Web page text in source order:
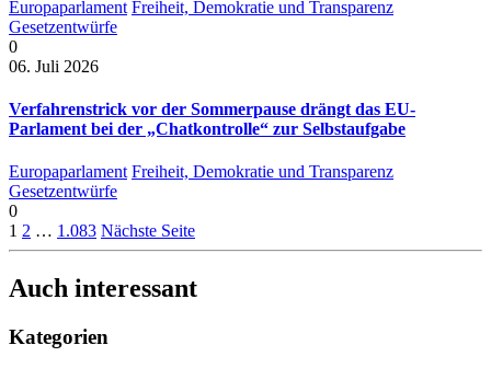
Europaparlament Freiheit, Demokratie und Transparenz
Gesetzentwürfe
0
06. Juli 2026
Verfahrenstrick vor der Sommerpause drängt das EU-
Parlament bei der „Chatkontrolle“ zur Selbstaufgabe
Europaparlament Freiheit, Demokratie und Transparenz
Gesetzentwürfe
0
1 2 … 1.083 Nächste Seite
Auch interessant
Kategorien